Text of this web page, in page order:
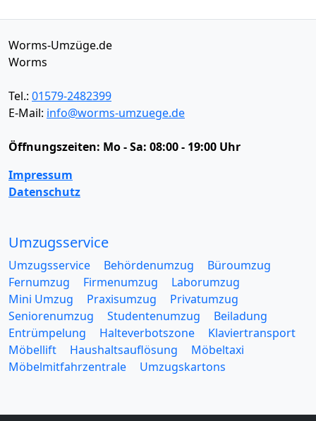
Worms-Umzüge.de
Worms
Tel.: 01579-2482399
E-Mail: info@worms-umzuege.de
Öffnungszeiten: Mo - Sa: 08:00 - 19:00 Uhr
Impressum
Datenschutz
Umzugsservice
Umzugsservice Behördenumzug
Büroumzug
Fernumzug
Firmenumzug
Laborumzug
Mini Umzug
Praxisumzug
Privatumzug
Seniorenumzug
Studentenumzug
Beiladung
Entrümpelung
Halteverbotszone
Klaviertransport
Möbellift
Haushaltsauflösung
Möbeltaxi
Möbelmitfahrzentrale
Umzugskartons